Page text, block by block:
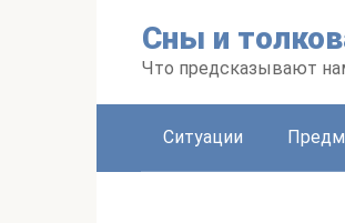
Сны и
Что предсказывают
Ситуации